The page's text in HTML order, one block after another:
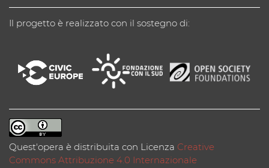
Il progetto è realizzato con il sostegno di:
Quest'opera è distribuita con Licenza Creative
Commons Attribuzione 4.0 Internazionale